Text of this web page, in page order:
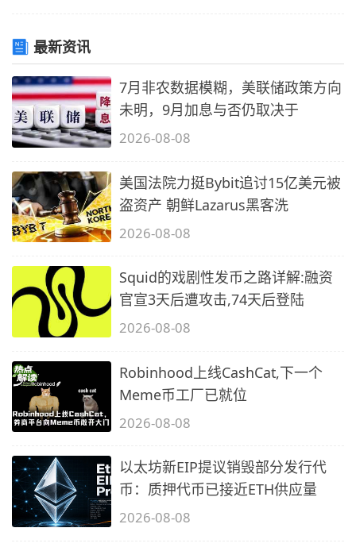
最新资讯
7月非农数据模糊，美联储政策方向
未明，9月加息与否仍取决于
2026-08-08
美国法院力挺Bybit追讨15亿美元被
盗资产 朝鲜Lazarus黑客洗
2026-08-08
Squid的戏剧性发币之路详解:融资
官宣3天后遭攻击,74天后登陆
2026-08-08
Robinhood上线CashCat,下一个
Meme币工厂已就位
2026-08-08
以太坊新EIP提议销毁部分发行代
币：质押代币已接近ETH供应量
2026-08-08